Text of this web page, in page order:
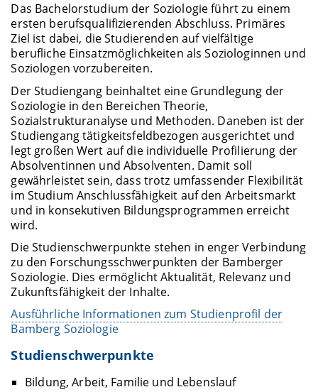
Das Bachelorstudium der Soziologie führt zu einem
ersten berufsqualifizierenden Abschluss. Primäres
Ziel ist dabei, die Studierenden auf vielfältige
berufliche Einsatzmöglichkeiten als Soziologinnen und
Soziologen vorzubereiten.
Der Studiengang beinhaltet eine Grundlegung der
Soziologie in den Bereichen Theorie,
Sozialstrukturanalyse und Methoden. Daneben ist der
Studiengang tätigkeitsfeldbezogen ausgerichtet und
legt großen Wert auf die individuelle Profilierung der
Absolventinnen und Absolventen. Damit soll
gewährleistet sein, dass trotz umfassender Flexibilität
im Studium Anschlussfähigkeit auf den Arbeitsmarkt
und in konsekutiven Bildungsprogrammen erreicht
wird.
Die Studienschwerpunkte stehen in enger Verbindung
zu den Forschungsschwerpunkten der Bamberger
Soziologie. Dies ermöglicht Aktualität, Relevanz und
Zukunftsfähigkeit der Inhalte.
Ausführliche Informationen zum Studienprofil der
Bamberg Soziologie
Studienschwerpunkte
Bildung, Arbeit, Familie und Lebenslauf